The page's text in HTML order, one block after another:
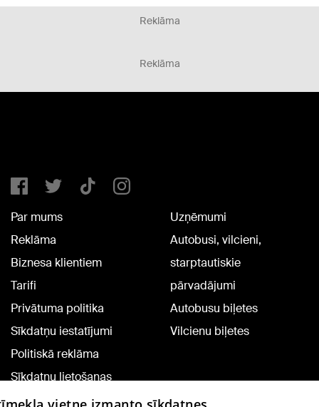
Reklāma
Reklāma
Par mums
Reklāma
Biznesa klientiem
Tarifi
Privātuma politika
Sīkdatņu iestatījumi
Politiskā reklāma
Sīkdatņu lietošanas
noteikumi
Uzņēmumi
Autobusi, vilcieni,
starptautiskie
pārvadājumi
Autobusu biļetes
Vilcienu biļetes